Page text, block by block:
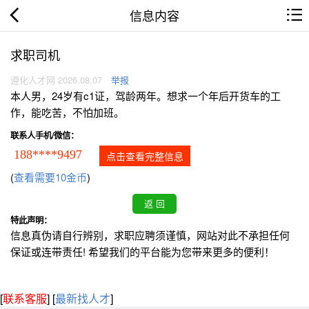
信息内容
求职司机
遵化人才网 2026.08.07 举报
本人男，24岁有c1证，驾龄两年。想求一个年后开货车的工
作，能吃苦，不怕加班。
联系人手机/微信：
188****9497 点击查看完整信息
(查看需要10金币)
特此声明：
信息真伪请自行辨别，求职应聘须谨慎，网站对此不承担任何
保证或连带责任! 希望我们的平台能为您带来更多的便利！
[联系客服] [最新找人才]